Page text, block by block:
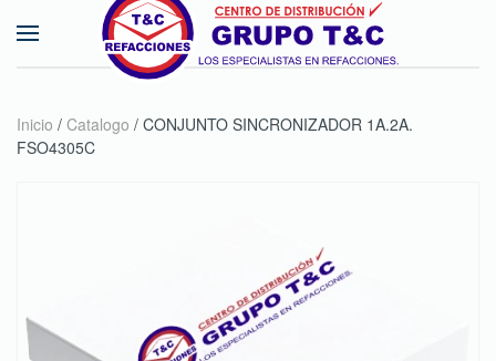
Skip to main content
Inicio / Catalogo / CONJUNTO SINCRONIZADOR 1A.2A.
FSO4305C